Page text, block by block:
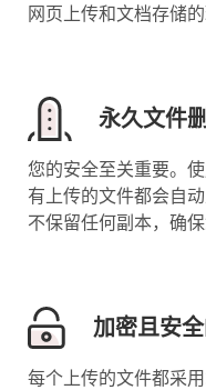
网页上传和文档存储的
永久文件
您的安全至关重要。
有上传的文件都会自
不保留任何副本，确
加密且安
每个上传的文件都采